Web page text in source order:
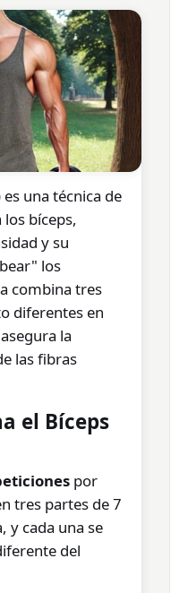
una técnica de
bíceps,
y su
los
combina tres
diferentes en
la
las fibras
el Bíceps
por
tres partes de 7
y cada una se
del